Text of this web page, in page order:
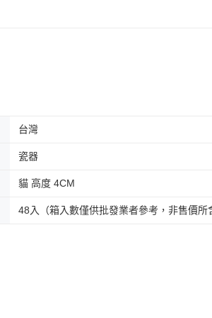
台灣
瓷器
貓 高度 4CM
48入（箱入數僅供批發業者參考，非售價所